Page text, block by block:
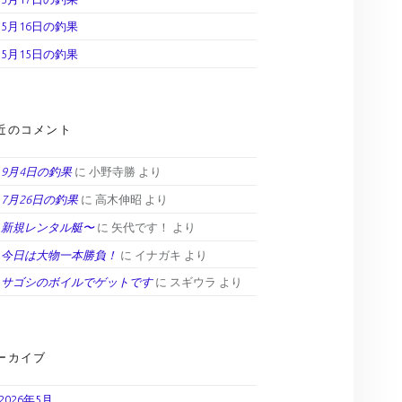
5月16日の釣果
5月15日の釣果
のコメント
9月4日の釣果に 小野寺勝 より
7月26日の釣果に 高木伸昭 より
新規レンタル艇〜に 矢代です！ より
今日は大物一本勝負！ に イナガキ より
サゴシのボイルでゲットですに スギウラ より
カイブ
年5月